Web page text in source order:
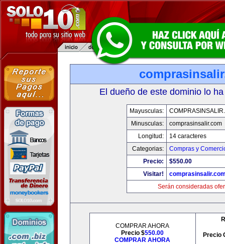
El dueño de este dominio lo
Mayusculas:
Minusculas:
comprasinsalir.com
Longitud:
14 caracteres
Categorias:
Compras y
Precio:
$550.00
Visitar!
Serán consideradas
COMPRAR AHORA
Precio $550.00
COMPRAR AHORA
Precio